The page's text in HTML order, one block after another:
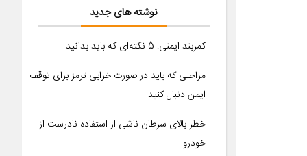
نوشته های جدید
کمربند ایمنی: 5 نکته‌ای که باید بدانید
مراحلی که باید در صورت خرابی ترمز برای توقف
ایمن دنبال کنید
خطر بالای سرطان ناشی از استفاده نادرست از
خودرو